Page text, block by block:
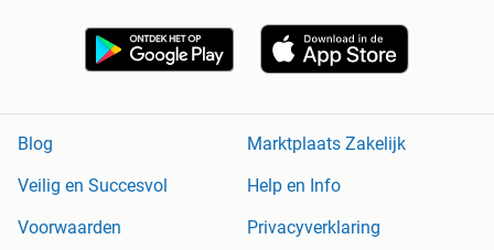
Blog
Marktplaats Zakelijk
Veilig en Succesvol
Help en Info
Voorwaarden
Privacyverklaring